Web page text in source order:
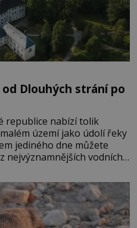
Dlouhých strání po
republice nabízí tolik
území jako údolí řeky
jediného dne můžete
nejvýznamnějších vodních
poznáváním památek ve